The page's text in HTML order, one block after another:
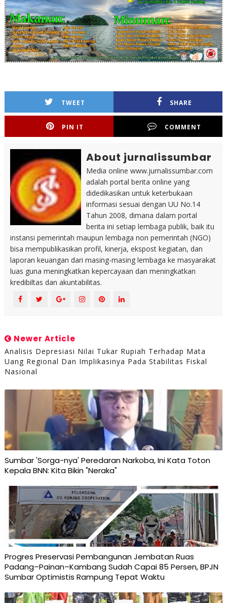
TWEET SHARE
PIN IT COMMENT
About jurnalissumbar
Media online www.jurnalissumbar.com
adalah portal berita online yang
didedikasikan untuk keterbukaan
informasi sesuai dengan UU No.14
Tahun 2008, dimana dalam portal
berita ini setiap lembaga publik, baik itu
instansi pemerintah maupun lembaga non pemerintah (NGO)
bisa mempublikasikan profil, kinerja, ekspost kegiatan, dan
laporan keuangan dari masing-masing lembaga ke masyarakat
luas guna meningkatkan kepercayaan dan meningkatkan
kredibiltas dan akuntabilitas.
Newer Article
Analisis Depresiasi Nilai Tukar Rupiah Terhadap Mata
Uang Regional Dan Implikasinya Pada Stabilitas Fiskal
Nasional
Sumbar 'Sorga-nya' Peredaran Narkoba, Ini Kata Toton
Kepala BNN: Kita Bikin "Neraka"
Progres Preservasi Pembangunan Jembatan Ruas
Padang–Painan–Kambang Sudah Capai 85 Persen, BPJN
Sumbar Optimistis Rampung Tepat Waktu